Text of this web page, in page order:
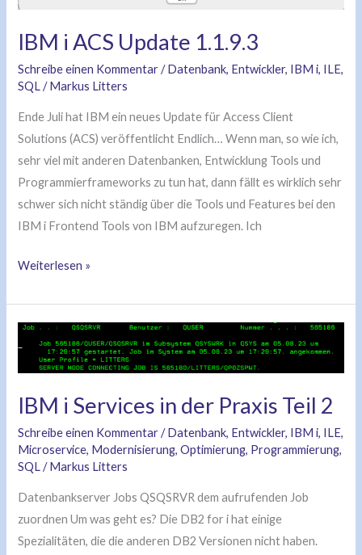
IBM i ACS Update 1.1.9.3
Schreibe einen Kommentar /Datenbank, Entwickler, IBM i, ILE,
SQL/Markus Litters
Ende Juli hat IBM ein neues Update für Access Client
Solutions (ACS) veröffentlicht Endlich… Wenn man, so wie ich,
sehr viel mit anderen Datenbanken, Entwicklung Tools und
Programmierframeworks zu tun hat, dann fällt es wirklich sehr
schwer sich nicht ständig über die Tools und Features bei den
IBM i Frontend Tools von IBM aufzuregen. Ich
Weiterlesen »
IBM i Services in der Praxis Teil 2
Schreibe einen Kommentar /Datenbank, Entwickler, IBM i, ILE,
Microservice, Modernisierung,Optimierung, Programmierung,
SQL/Markus Litters
Datenbankserver Jobs QSQSRVR dem aufrufenden Job
zuordnen Um was geht es? Die DB2 for i hat einige
Spezialitäten, die die anderen DB2 Versionen nicht haben.
IBM
Services
in
Praxis
Teil